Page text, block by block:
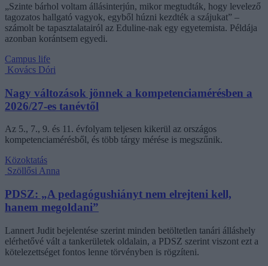
„Szinte bárhol voltam állásinterjún, mikor megtudták, hogy levelező
tagozatos hallgató vagyok, egyből húzni kezdték a szájukat” –
számolt be tapasztalatairól az Eduline-nak egy egyetemista. Példája
azonban korántsem egyedi.
Campus life
Kovács Dóri
Nagy változások jönnek a kompetenciamérésben a
2026/27-es tanévtől
Az 5., 7., 9. és 11. évfolyam teljesen kikerül az országos
kompetenciamérésből, és több tárgy mérése is megszűnik.
Közoktatás
Szöllősi Anna
PDSZ: „A pedagógushiányt nem elrejteni kell,
hanem megoldani”
Lannert Judit bejelentése szerint minden betöltetlen tanári álláshely
elérhetővé vált a tankerületek oldalain, a PDSZ szerint viszont ezt a
kötelezettséget fontos lenne törvényben is rögzíteni.